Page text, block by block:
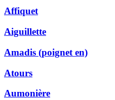
Affiquet
Aiguillette
Amadis (poignet en)
Atours
Aumonière